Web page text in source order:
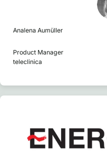
Analena Aumüller
Product Manager
teleclinica